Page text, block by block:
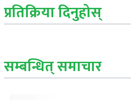
प्रतिक्रिया दिनुहोस्
सम्बन्धित् समाचार